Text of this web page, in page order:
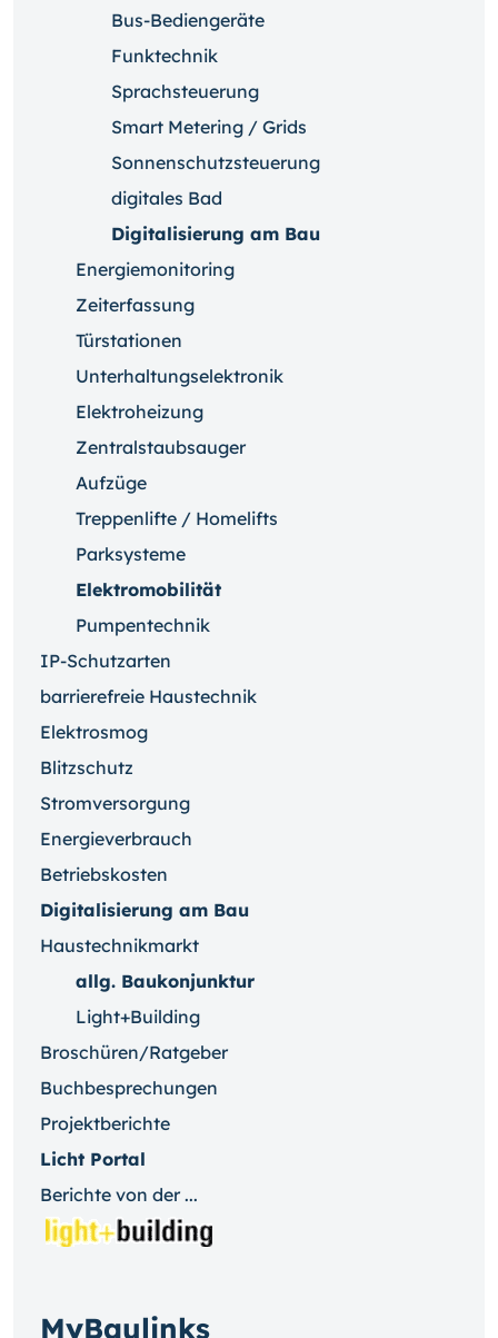
Bus-Bediengeräte
Funktechnik
Sprachsteuerung
Smart Metering / Grids
Sonnenschutzsteuerung
digitales Bad
Digitalisierung am Bau
Energiemonitoring
Zeiterfassung
Türstationen
Unterhaltungselektronik
Elektroheizung
Zentralstaubsauger
Aufzüge
Treppenlifte / Homelifts
Parksysteme
Elektromobilität
Pumpentechnik
IP-Schutzarten
barrierefreie Haustechnik
Elektrosmog
Blitzschutz
Stromversorgung
Energieverbrauch
Betriebskosten
Digitalisierung am Bau
Haustechnikmarkt
allg. Baukonjunktur
Light+Building
Broschüren/Ratgeber
Buchbesprechungen
Projektberichte
Licht Portal
Berichte von der ...
MyBaulinks